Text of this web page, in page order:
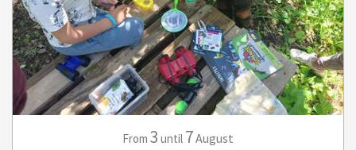
From 3 until 7August